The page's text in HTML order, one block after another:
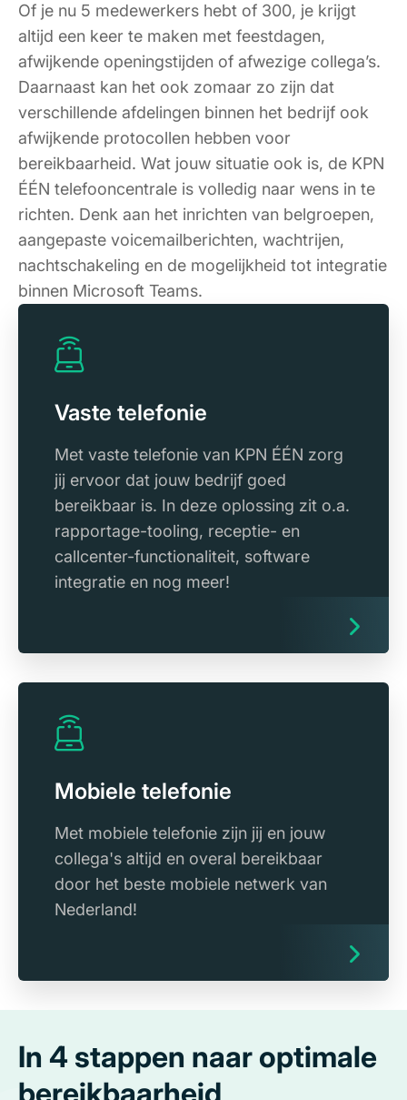
Of je nu 5 medewerkers hebt of 300, je krijgt
altijd een keer te maken met feestdagen,
afwijkende openingstijden of afwezige collega’s.
Daarnaast kan het ook zomaar zo zijn dat
verschillende afdelingen binnen het bedrijf ook
afwijkende protocollen hebben voor
bereikbaarheid. Wat jouw situatie ook is, de KPN
ÉÉN telefooncentrale is volledig naar wens in te
richten. Denk aan het inrichten van belgroepen,
aangepaste voicemailberichten, wachtrijen,
nachtschakeling en de mogelijkheid tot integratie
binnen Microsoft Teams.
Vaste telefonie
Met vaste telefonie van KPN ÉÉN zorg
jij ervoor dat jouw bedrijf goed
bereikbaar is. In deze oplossing zit o.a.
rapportage-tooling, receptie- en
callcenter-functionaliteit, software
integratie en nog meer!
Mobiele telefonie
Met mobiele telefonie zijn jij en jouw
collega's altijd en overal bereikbaar
door het beste mobiele netwerk van
Nederland!
In 4 stappen naar optimale